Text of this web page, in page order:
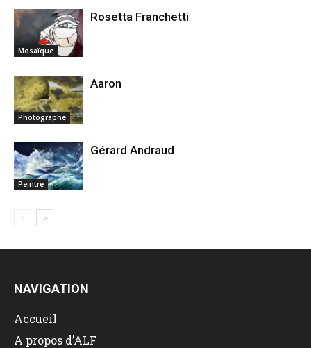
Mosaïque
Rosetta Franchetti
Photographe
Aaron
Peintre
Gérard Andraud
NAVIGATION
Accueil
A propos d’ALF